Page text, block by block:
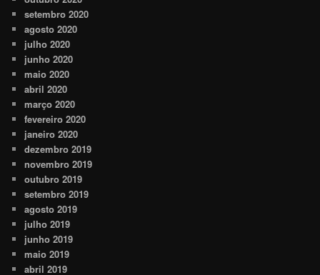
setembro 2020
agosto 2020
julho 2020
junho 2020
maio 2020
abril 2020
março 2020
fevereiro 2020
janeiro 2020
dezembro 2019
novembro 2019
outubro 2019
setembro 2019
agosto 2019
julho 2019
junho 2019
maio 2019
abril 2019